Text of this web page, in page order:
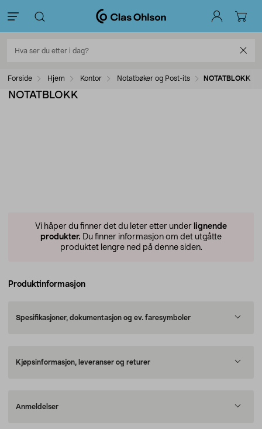
Forside Hjem Kontor Notatbøker og Post-its NOTATBLOKK
NOTATBLOKK
Vi håper du finner det du leter etter under lignende
produkter. Du finner informasjon om det utgåtte
produktet lengre ned på denne siden.
Produktinformasjon
Spesifikasjoner, dokumentasjon og ev. faresymboler
Kjøpsinformasjon, leveranser og returer
Anmeldelser